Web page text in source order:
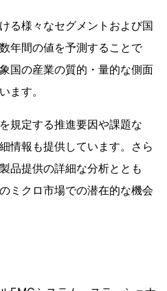
る様々なセグメントおよび国
年間の値を予測することで
国の産業の質的・量的な側面
ます。
規定する推進要因や課題な
情報も提供しています。さら
品提供の詳細な分析ととも
ミクロ市場での潜在的な機会